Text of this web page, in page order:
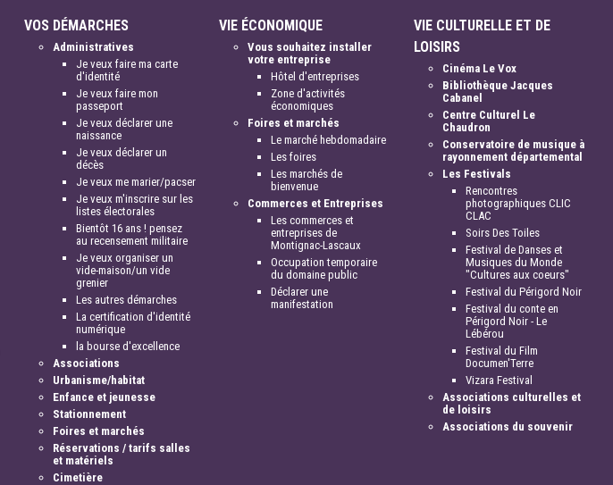
VOS DÉMARCHES
Administratives
Je veux faire ma carte
d'identité
Je veux faire mon
passeport
Je veux déclarer une
naissance
Je veux déclarer un
décès
Je veux me marier/pacser
Je veux m'inscrire sur les
listes électorales
Bientôt 16 ans ! pensez
au recensement militaire
Je veux organiser un
vide-maison/un vide
grenier
Les autres démarches
La certification d'identité
numérique
la bourse d'excellence
Associations
Urbanisme/habitat
Enfance et jeunesse
Stationnement
Foires et marchés
Réservations / tarifs salles
et matériels
Cimetière
VIE ÉCONOMIQUE
Vous souhaitez installer
votre entreprise
Hôtel d'entreprises
Zone d'activités
économiques
Foires et marchés
Le marché hebdomadaire
Les foires
Les marchés de
bienvenue
Commerces et Entreprises
Les commerces et
entreprises de
Montignac-Lascaux
Occupation temporaire
du domaine public
Déclarer une
manifestation
VIE CULTURELLE ET DE
LOISIRS
Cinéma Le Vox
Bibliothèque Jacques
Cabanel
Centre Culturel Le
Chaudron
Conservatoire de musique à
rayonnement départemental
Les Festivals
Rencontres
photographiques CLIC
CLAC
Soirs Des Toiles
Festival de Danses et
Musiques du Monde
"Cultures aux coeurs"
Festival du Périgord Noir
Festival du conte en
Périgord Noir - Le
Lébérou
Festival du Film
Documen'Terre
Vizara Festival
Associations culturelles et
de loisirs
Associations du souvenir